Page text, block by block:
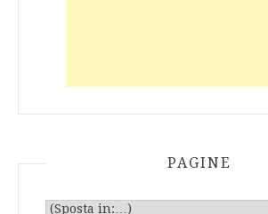
PAGINE